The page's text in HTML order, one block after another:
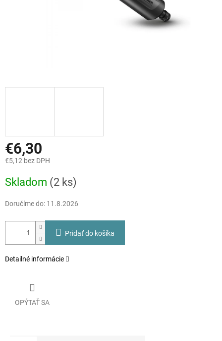
€6,30
€5,12 bez DPH
cena:
Skladom (2 ks)
Doručíme do: 11.8.2026
Pridať do košíka
Detailné informácie
OPÝTAŤ SA